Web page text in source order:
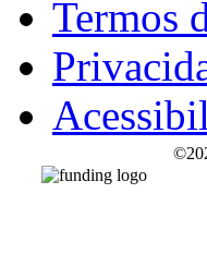
Termos